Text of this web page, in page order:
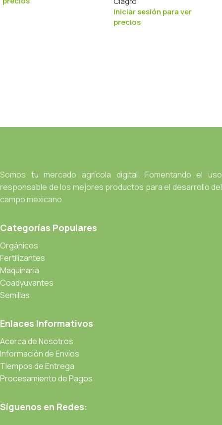
Iniciar sesión para ver
precios
Somos tu mercado agrícola digital. Fomentando el uso
responsable de los mejores productos para el desarrollo del
campo mexicano.
Categorías Populares
Orgánicos
Fertilizantes
Maquinaria
Coadyuvantes
Semillas
Enlaces Informativos
Acerca de Nosotros
Información de Envíos
Tiempos de Entrega
Procesamiento de Pagos
Síguenos en Redes: